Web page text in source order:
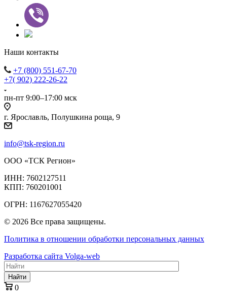
Наши контакты
+7 (800) 551-67-70
+7( 902) 222-26-22
пн-пт 9:00–17:00 мск
г. Ярославль, Полушкина роща, 9
info@tsk-region.ru
ООО «ТСК Регион»
ИНН: 7602127511
КПП: 760201001
ОГРН: 1167627055420
© 2026 Все права защищены.
Политика в отношении обработки персональных данных
Разработка сайта Volga-web
Найти
0